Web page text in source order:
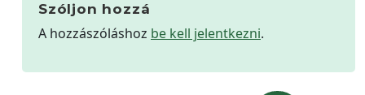
Szóljon hozzá
A hozzászóláshoz be kell jelentkezni.